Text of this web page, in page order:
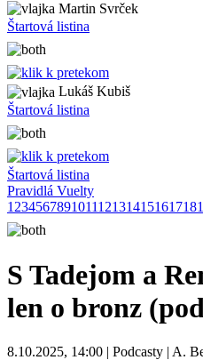
Martin Svrček
Štartová listina
Lukáš Kubiš
Štartová listina
Štartová listina
Pravidlá Vuelty
1 23456789101112131415161718
S Tadejom a
len o bronz
8.10.2025, 14:00 | Podcasty | A.